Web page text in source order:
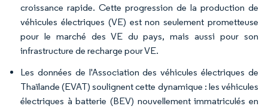
croissance rapide. Cette progression de la production de
véhicules électriques (VE) est non seulement prometteuse
pour le marché des VE du pays, mais aussi pour son
infrastructure de recharge pour VE.
Les données de l'Association des véhicules électriques de
Thaïlande (EVAT) soulignent cette dynamique : les véhicules
électriques à batterie (BEV) nouvellement immatriculés en